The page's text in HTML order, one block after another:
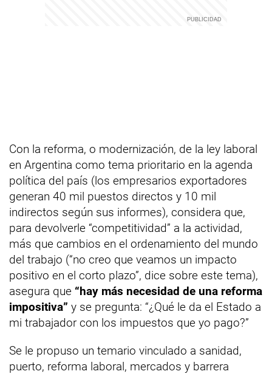
Con la reforma, o modernización, de la ley laboral
en Argentina como tema prioritario en la agenda
política del país (los empresarios exportadores
generan 40 mil puestos directos y 10 mil
indirectos según sus informes), considera que,
para devolverle “competitividad” a la actividad,
más que cambios en el ordenamiento del mundo
del trabajo (“no creo que veamos un impacto
positivo en el corto plazo”, dice sobre este tema),
asegura que “hay más necesidad de una reforma
impositiva” y se pregunta: “¿Qué le da el Estado a
mi trabajador con los impuestos que yo pago?”
Se le propuso un temario vinculado a sanidad,
puerto, reforma laboral, mercados y barrera